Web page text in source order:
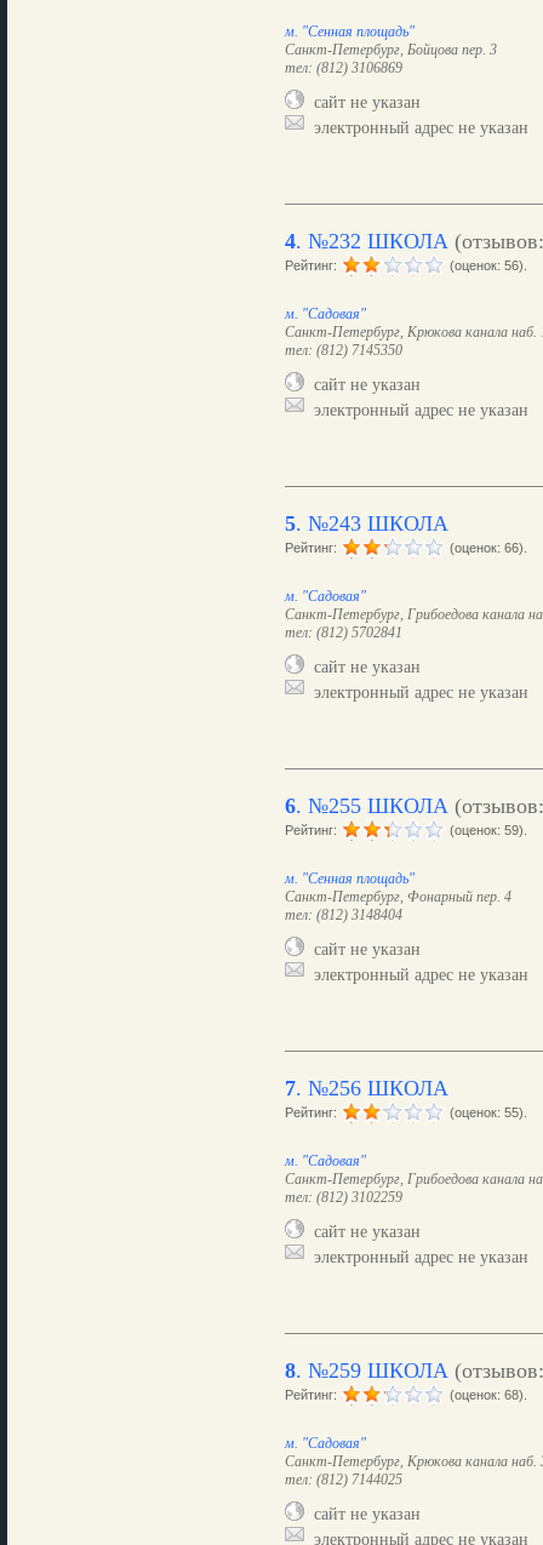
м. "Сенная площадь"
Санкт-Петербург, Бойцова пер. 3
тел: (812) 3106869
сайт не указан
электронный адрес не указан
4. №232 ШКОЛА
Рейтинг: (оценок: 56).
м. "Садовая"
Санкт-Петербург, Крюкова канала наб.
тел: (812) 7145350
сайт не указан
электронный адрес не указан
5. №243 ШКОЛА
Рейтинг: (оценок: 66).
м. "Садовая"
Санкт-Петербург, Грибоедова канала
тел: (812) 5702841
сайт не указан
электронный адрес не указан
6. №255 ШКОЛА
Рейтинг: (оценок: 59).
м. "Сенная площадь"
Санкт-Петербург, Фонарный пер. 4
тел: (812) 3148404
сайт не указан
электронный адрес не указан
7. №256 ШКОЛА
Рейтинг: (оценок: 55).
м. "Садовая"
Санкт-Петербург, Грибоедова канала
тел: (812) 3102259
сайт не указан
электронный адрес не указан
8. №259 ШКОЛА
Рейтинг: (оценок: 68).
м. "Садовая"
Санкт-Петербург, Крюкова канала наб.
тел: (812) 7144025
сайт не указан
электронный адрес не указан